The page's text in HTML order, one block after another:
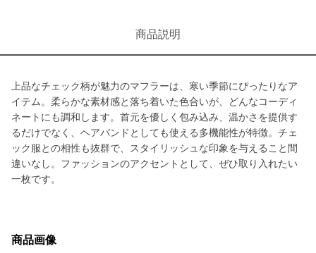
商品説明
上品なチェック柄が魅力のマフラーは、寒い季節にぴったりなア
イテム。柔らかな素材感と落ち着いた色合いが、どんなコーディ
ネートにも調和します。首元を優しく包み込み、温かさを提供す
るだけでなく、ヘアバンドとしても使える多機能性が特徴。チェ
ック服との相性も抜群で、スタイリッシュな印象を与えること間
違いなし。ファッションのアクセントとして、ぜひ取り入れたい
一枚です。
商品画像